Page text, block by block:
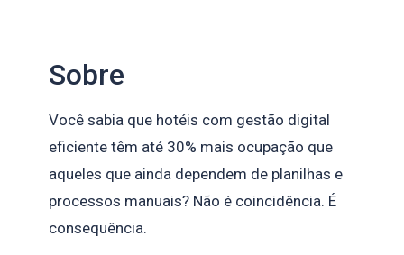
Sobre
Você sabia que hotéis com gestão digital
eficiente têm até 30% mais ocupação que
aqueles que ainda dependem de planilhas e
processos manuais? Não é coincidência. É
consequência.